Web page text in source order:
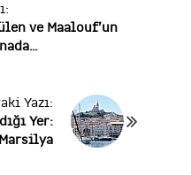
ve Maalouf’un
Yazı:
Yer:
Marsilya